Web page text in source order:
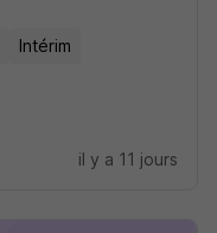
Intérim
il y a 11 jours